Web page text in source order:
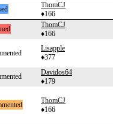
ThomCJ
♦166
ThomCJ
♦166
Lisapple
♦377
Davidos64
♦179
ThomCJ
♦166